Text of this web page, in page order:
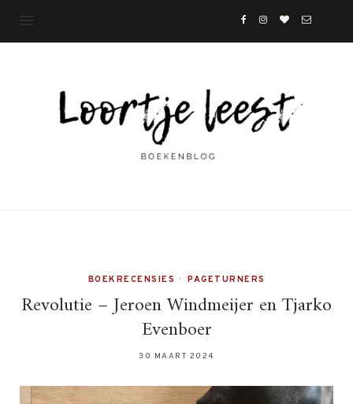
BOEKRECENSIES • PAGETURNERS
Revolutie – Jeroen Windmeijer en Tjarko
Evenboer
30 MAART 2024